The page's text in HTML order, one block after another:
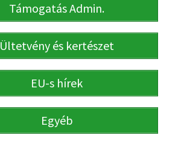
Támogatás Admin.
Ültetvény és kertészet
EU-s hírek
Egyéb